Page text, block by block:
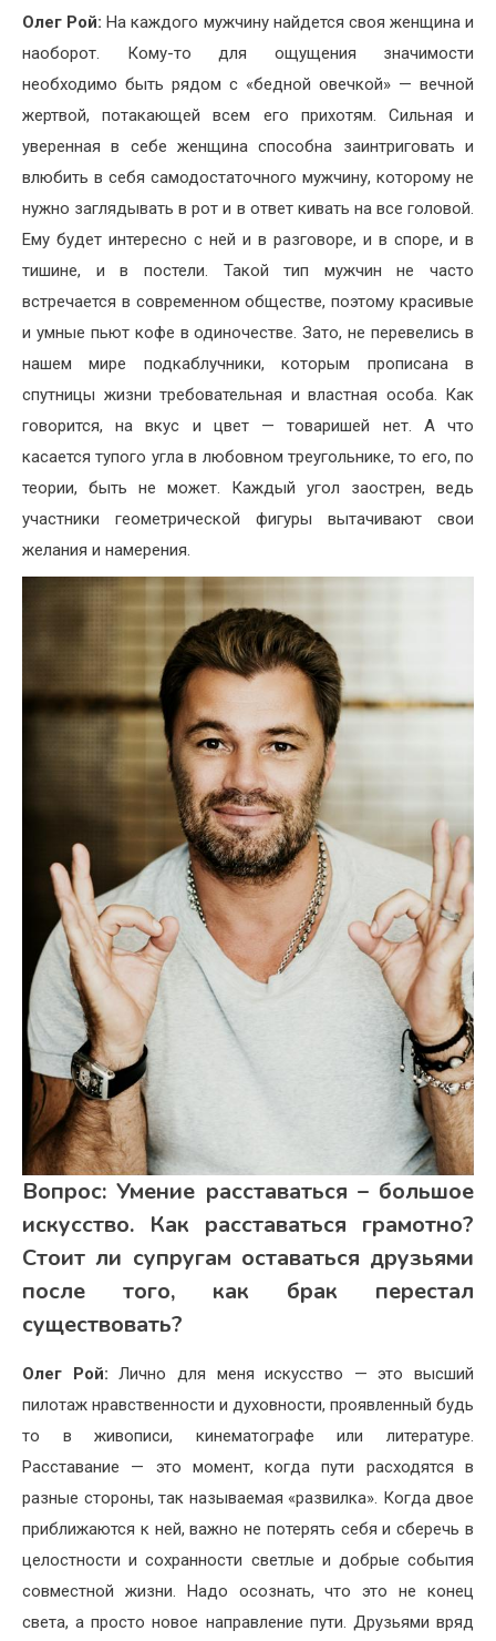
Олег Рой:На каждого мужчину найдется своя женщина и
наоборот. Кому-то для ощущения значимости
необходимо быть рядом с «бедной овечкой» — вечной
жертвой, потакающей всем его прихотям. Сильная и
уверенная в себе женщина способна заинтриговать и
влюбить в себя самодостаточного мужчину, которому не
нужно заглядывать в рот и в ответ кивать на все головой.
Ему будет интересно с ней и в разговоре, и в споре, и в
тишине, и в постели. Такой тип мужчин не часто
встречается в современном обществе, поэтому красивые
и умные пьют кофе в одиночестве. Зато, не перевелись в
нашем мире подкаблучники, которым прописана в
спутницы жизни требовательная и властная особа. Как
говорится, на вкус и цвет — товаришей нет. А что
касается тупого угла в любовном треугольнике, то его, по
теории, быть не может. Каждый угол заострен, ведь
участники геометрической фигуры вытачивают свои
желания и намерения.
Вопрос: Умение расставаться – большое
искусство. Как расставаться грамотно?
Стоит ли супругам оставаться друзьями
после того, как брак перестал
существовать?
Олег Рой: Лично для меня искусство — это высший
пилотаж нравственности и духовности, проявленный будь
то в живописи, кинематографе или литературе.
Расставание — это момент, когда пути расходятся в
разные стороны, так называемая «развилка». Когда двое
приближаются к ней, важно не потерять себя и сберечь в
целостности и сохранности светлые и добрые события
совместной жизни. Надо осознать, что это не конец
света, а просто новое направление пути. Друзьями вряд